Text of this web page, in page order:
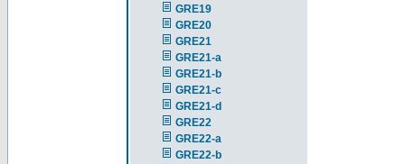
GRE19
GRE20
GRE21
GRE21-a
GRE21-b
GRE21-c
GRE21-d
GRE22
GRE22-a
GRE22-b